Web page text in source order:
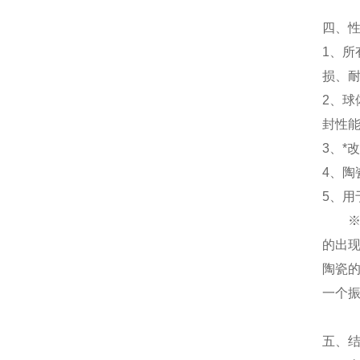
四、
1、所
损、
2、球
封性
3、*
4、陶
5、用
※
的出
陶瓷
一个
五、